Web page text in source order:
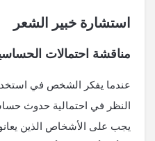
استشارة خبير الشعر
مناقشة احتمالات
عندما يفكر الشخص في
النظر في احتمالية حدوث
يجب على الأشخاص الذين